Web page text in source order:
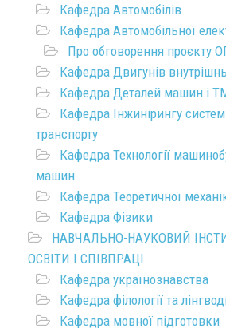
Кафедра Автомобілів
Кафедра Автомобільної
Про обговорення проєкту
Кафедра Двигунів
Кафедра Деталей машин і
Кафедра Інжинірингу
транспорту
Кафедра Технології
машин
Кафедра Теоретичної
Кафедра Фізики
НАВЧАЛЬНО-НАУКОВИЙ
ОСВІТИ І СПІВПРАЦІ
Кафедра українознавства
Кафедра філології та
Кафедра мовної підготовки